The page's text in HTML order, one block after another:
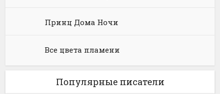
Принц Дома Ночи
Все цвета пламени
Популярные писатели